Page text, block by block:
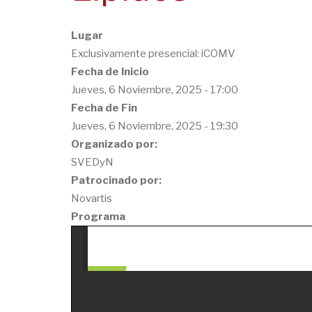
Lugar
Exclusivamente presencial: iCOMV
Fecha de Inicio
Jueves, 6 Noviembre, 2025 - 17:00
Fecha de Fin
Jueves, 6 Noviembre, 2025 - 19:30
Organizado por:
SVEDyN
Patrocinado por:
Novartis
Programa